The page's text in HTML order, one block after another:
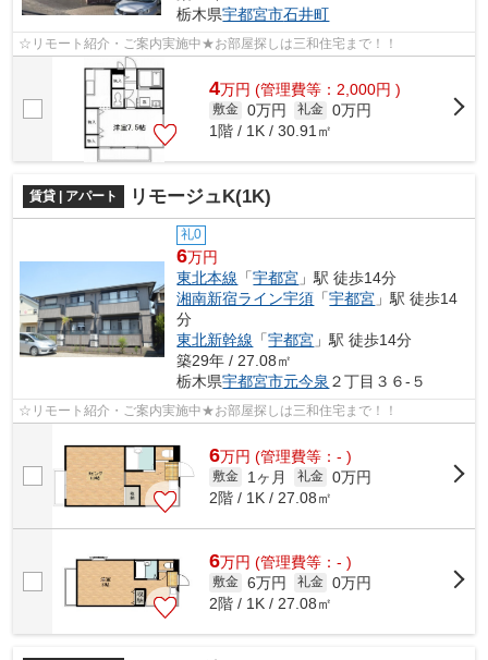
栃木県宇都宮市石井町
☆リモート紹介・ご案内実施中★お部屋探しは三和住宅まで！！
4万円 (管理費等：2,000円 )
敷金 0万円 礼金 0万円
1階 / 1K / 30.91㎡
賃貸 | アパート リモージュK(1K)
礼0
6万円
東北本線 「宇都宮 」駅 徒歩14分
湘南新宿ライン宇須 「宇都宮 」駅 徒歩14
分
東北新幹線 「宇都宮 」駅 徒歩14分
築29年 / 27.08㎡
栃木県宇都宮市元今泉 ２丁目３６-５
☆リモート紹介・ご案内実施中★お部屋探しは三和住宅まで！！
6万円 (管理費等：- )
敷金 1ヶ月 礼金 0万円
2階 / 1K / 27.08㎡
6万円 (管理費等：- )
敷金 6万円 礼金 0万円
2階 / 1K / 27.08㎡